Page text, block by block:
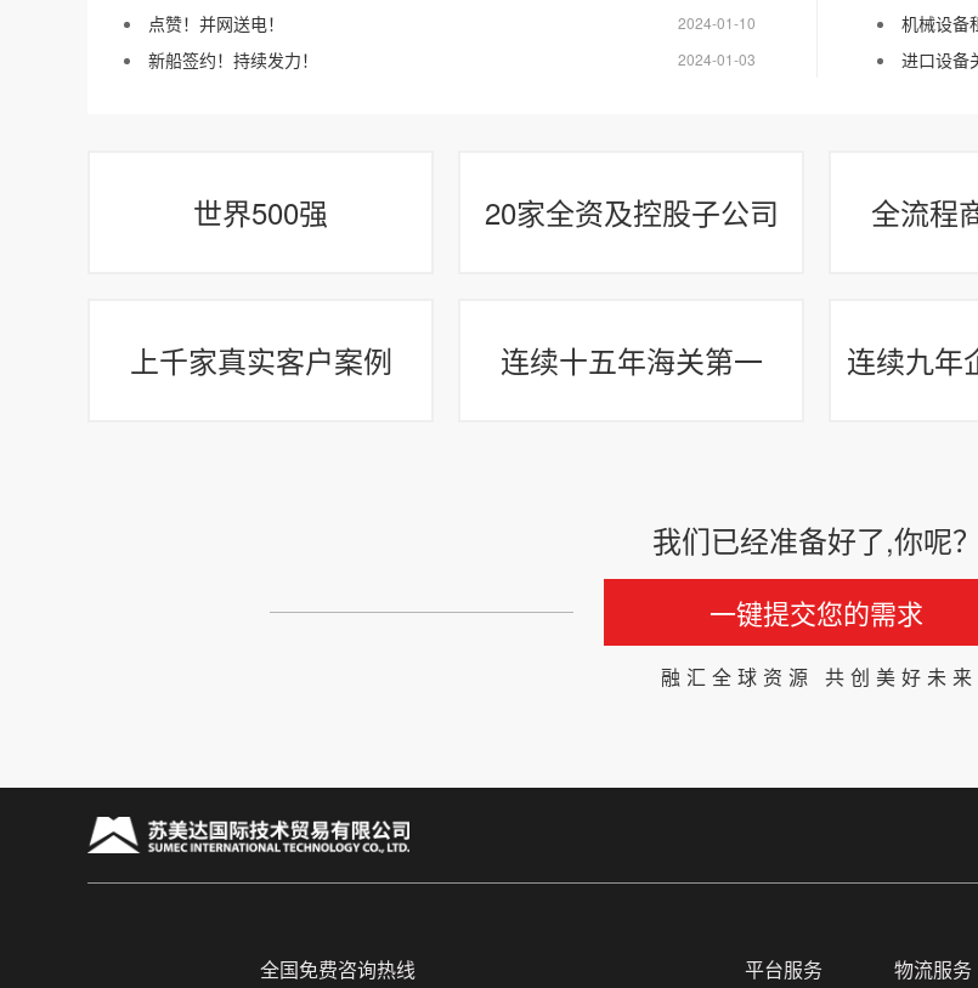
2024-01-10
点赞！并网送电！
2024-01-03
新船签约！持续发力！
机械设备
进口设备
世界500强 20家全资及控股子公司 全流程
上千家真实客户案例 连续十五年海关第一 连续九年
我们已经准备好了,你呢？
一键提交您的需求
融汇全球资源 共创美好未来
全国免费咨询热线 平台服务 物流服务